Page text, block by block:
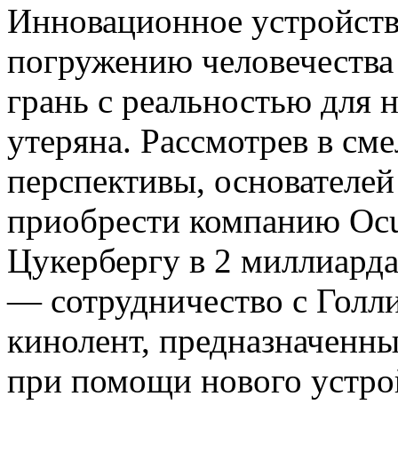
Инновационное
погружению
грань с реальностью для
утеряна. Рассмотрев в
перспективы,
приобрести компанию
Цукербергу в 2
— сотрудничество с
кинолент,
при помощи нового